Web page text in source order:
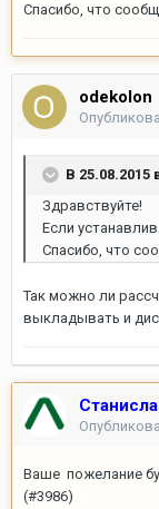
Спасибо, что
odekolon
В 25.08.2015
Здравствуйте!
Если
Спасибо, что
Так можно ли
выкладывать и
Ваше пожелание
(#3986)